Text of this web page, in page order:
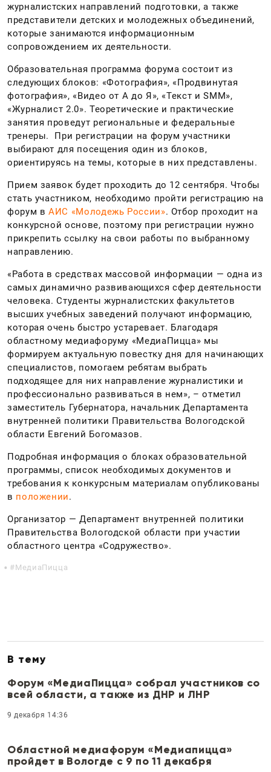
журналистских направлений подготовки, а также
представители детских и молодежных объединений,
которые занимаются информационным
сопровождением их деятельности.
Образовательная программа форума состоит из
следующих блоков: «Фотография», «Продвинутая
фотография», «Видео от А до Я», «Текст и SMM»,
«Журналист 2.0». Теоретические и практические
занятия проведут региональные и федеральные
тренеры. При регистрации на форум участники
выбирают для посещения один из блоков,
ориентируясь на темы, которые в них представлены.
Прием заявок будет проходить до 12 сентября. Чтобы
стать участником, необходимо пройти регистрацию на
форум вАИС «Молодежь России». Отбор проходит на
конкурсной основе, поэтому при регистрации нужно
прикрепить ссылку на свои работы по выбранному
направлению.
«Работа в средствах массовой информации — одна из
самых динамично развивающихся сфер деятельности
человека. Студенты журналистских факультетов
высших учебных заведений получают информацию,
которая очень быстро устаревает. Благодаря
областному медиафоруму «МедиаПицца» мы
формируем актуальную повестку дня для начинающих
специалистов, помогаем ребятам выбрать
подходящее для них направление журналистики и
профессионально развиваться в нем», – отметил
заместитель Губернатора, начальник Департамента
внутренней политики Правительства Вологодской
области Евгений Богомазов.
Подробная информация о блоках образовательной
программы, список необходимых документов и
требования к конкурсным материалам опубликованы
в положении.
Организатор — Департамент внутренней политики
Правительства Вологодской области при участии
областного центра «Содружество».
МедиаПицца
В тему
Форум «МедиаПицца» собрал участников со
всей области, а также из ДНР и ЛНР
9 декабря 14:36
Областной медиафорум «Медиапицца»
пройдет в Вологде с 9 по 11 декабря